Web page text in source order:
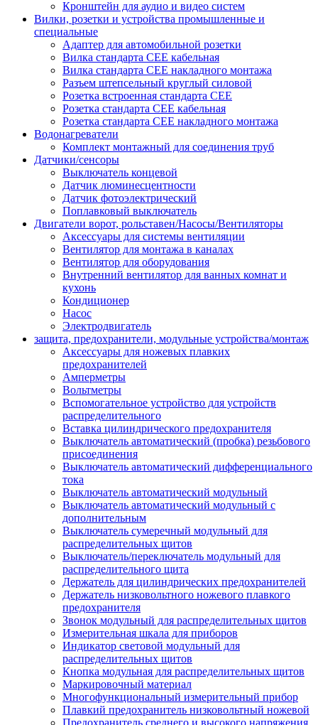
Кронштейн для аудио и видео систем
Вилки, розетки и устройства промышленные и
специальные
Адаптер для автомобильной розетки
Вилка стандарта CEE кабельная
Вилка стандарта CEE накладного монтажа
Разъем штепсельный круглый силовой
Розетка встроенная стандарта CEE
Розетка стандарта СЕЕ кабельная
Розетка стандарта СЕЕ накладного монтажа
Водонагреватели
Комплект монтажный для соединения труб
Датчики/сенсоры
Выключатель концевой
Датчик люминесцентности
Датчик фотоэлектрический
Поплавковый выключатель
Двигатели ворот, рольставен/Насосы/Вентиляторы
Аксессуары для системы вентиляции
Вентилятор для монтажа в каналах
Вентилятор для оборудования
Внутренний вентилятор для ванных комнат и
кухонь
Кондиционер
Насос
Электродвигатель
защита, предохранители, модульные устройства/монтаж
Аксессуары для ножевых плавких
предохранителей
Амперметры
Вольтметры
Вспомогательное устройство для устройств
распределительного
Вставка цилиндрического предохранителя
Выключатель автоматический (пробка) резьбового
присоединения
Выключатель автоматический дифференциального
тока
Выключатель автоматический модульный
Выключатель автоматический модульный с
дополнительным
Выключатель сумеречный модульный для
распределительных щитов
Выключатель/переключатель модульный для
распределительного щита
Держатель для цилиндрических предохранителей
Держатель низковольтного ножевого плавкого
предохранителя
Звонок модульный для распределительных щитов
Измерительная шкала для приборов
Индикатор световой модульный для
распределительных щитов
Кнопка модульная для распределительных щитов
Маркировочный материал
Многофункциональный измерительный прибор
Плавкий предохранитель низковольтный ножевой
Предохранитель среднего и высокого напряжения